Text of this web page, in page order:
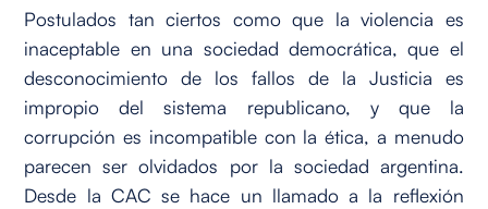
Postulados tan ciertos como que la violencia es
inaceptable en una sociedad democrática, que el
desconocimiento de los fallos de la Justicia es
impropio del sistema republicano, y que la
corrupción es incompatible con la ética, a menudo
parecen ser olvidados por la sociedad argentina.
Desde la CAC se hace un llamado a la reflexión